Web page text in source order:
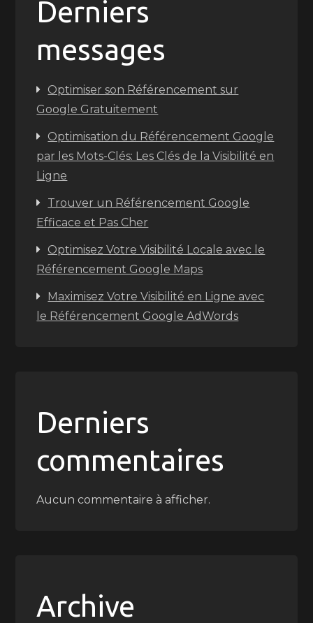
Derniers
messages
Optimiser son Référencement sur
Google Gratuitement
Optimisation du Référencement Google
par les Mots-Clés: Les Clés de la Visibilité en
Ligne
Trouver un Référencement Google
Efficace et Pas Cher
Optimisez Votre Visibilité Locale avec le
Référencement Google Maps
Maximisez Votre Visibilité en Ligne avec
le Référencement Google AdWords
Derniers
commentaires
Aucun commentaire à afficher.
Archive